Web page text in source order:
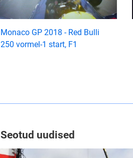
Monaco GP 2018 - Red Bulli
250 vormel-1 start, F1
Seotud uudised